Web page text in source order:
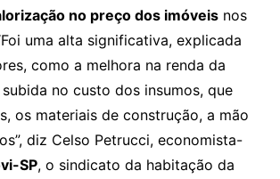
no preço dos imóveisnos
uma alta significativa, explicada
como a melhora na renda da
no custo dos insumos, que
os materiais de construção, a mão
diz Celso Petrucci, economista-
SP, o sindicato da habitação da